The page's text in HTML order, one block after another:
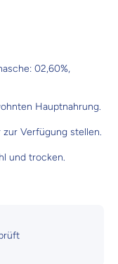
02,60%,
Hauptnahrung.
Verfügung stellen.
und trocken.